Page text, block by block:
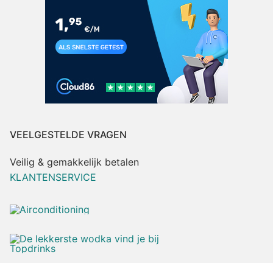
VEELGESTELDE VRAGEN
Veilig & gemakkelijk betalen
KLANTENSERVICE